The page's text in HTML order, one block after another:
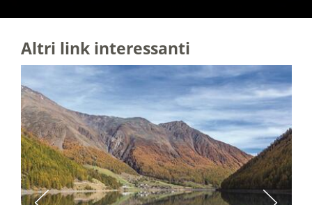
Altri link interessanti